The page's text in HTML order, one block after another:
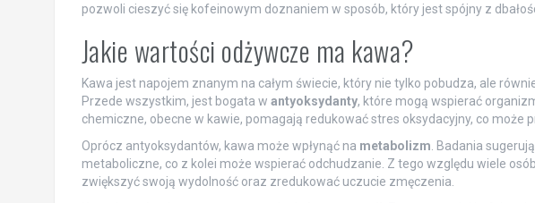
pozwoli cieszyć się kofeinowym doznaniem w sposób, który jest spójny z
Jakie wartości odżywcze ma kawa?
Kawa jest napojem znanym na całym świecie, który nie tylko pobudza, ale
Przede wszystkim, jest bogata w antyoksydanty, które mogą wspierać
chemiczne, obecne w kawie, pomagają redukować stres oksydacyjny, co może
Oprócz antyoksydantów, kawa może wpłynąć na metabolizm . Badania
metaboliczne, co z kolei może wspierać odchudzanie. Z tego względu wiele
zwiększyć swoją wydolność oraz zredukować uczucie zmęczenia.